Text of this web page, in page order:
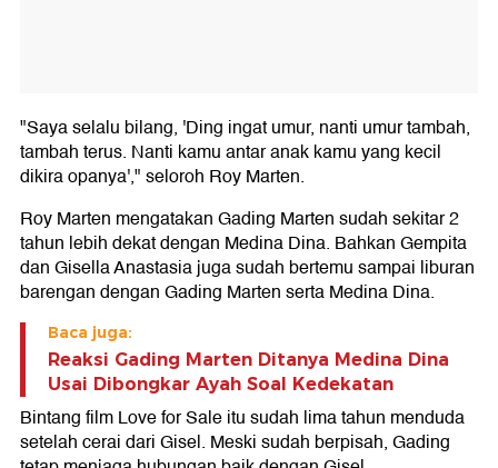
"Saya selalu bilang, 'Ding ingat umur, nanti umur tambah,
tambah terus. Nanti kamu antar anak kamu yang kecil
dikira opanya'," seloroh Roy Marten.
Roy Marten mengatakan Gading Marten sudah sekitar 2
tahun lebih dekat dengan Medina Dina. Bahkan Gempita
dan Gisella Anastasia juga sudah bertemu sampai liburan
barengan dengan Gading Marten serta Medina Dina.
Baca juga:
Reaksi Gading Marten Ditanya Medina Dina
Usai Dibongkar Ayah Soal Kedekatan
Bintang film Love for Sale itu sudah lima tahun menduda
setelah cerai dari Gisel. Meski sudah berpisah, Gading